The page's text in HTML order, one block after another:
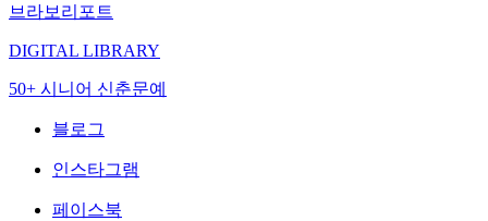
브라보리포트
DIGITAL LIBRARY
50+ 시니어 신춘문예
블로그
인스타그램
페이스북